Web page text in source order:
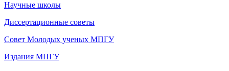
Научные школы
Диссертационные советы
Совет Молодых ученых МПГУ
Издания МПГУ